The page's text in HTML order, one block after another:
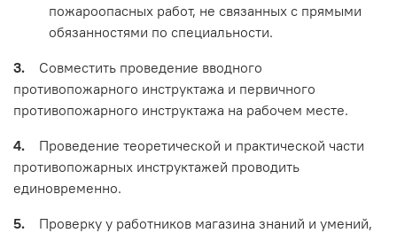
пожароопасных работ, не связанных с прямыми
обязанностями по специальности.
3. Совместить проведение вводного
противопожарного инструктажа и первичного
противопожарного инструктажа на рабочем месте.
4. Проведение теоретической и практической части
противопожарных инструктажей проводить
единовременно.
5. Проверку у работников магазина знаний и умений,